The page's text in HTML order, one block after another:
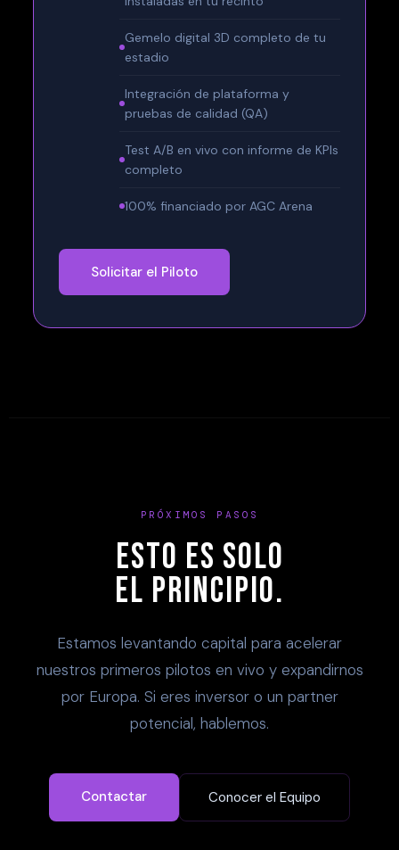
Gemelo digital 3D completo de tu
estadio
Integración de plataforma y
pruebas de calidad (QA)
Test A/B en vivo con informe de KPIs
completo
100% financiado por AGC Arena
Solicitar el Piloto
PRÓXIMOS PASOS
ESTO ES SOLO
EL PRINCIPIO.
Estamos levantando capital para acelerar
nuestros primeros pilotos en vivo y expandirnos
por Europa. Si eres inversor o un partner
potencial, hablemos.
Contactar Conocer el Equipo